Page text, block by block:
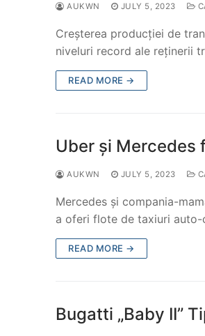
AUKWN JULY 5, 2023
Creșterea producției de
niveluri record ale reținerii
READ MORE →
Uber și Mercedes
AUKWN JULY 5, 2023
Mercedes și compania-
a oferi flote de taxiuri
READ MORE →
Bugatti „Baby II”